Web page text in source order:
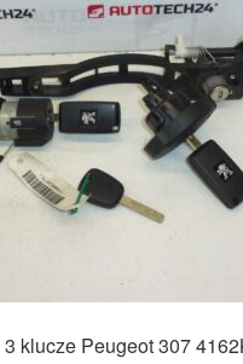
klucze Peugeot 307